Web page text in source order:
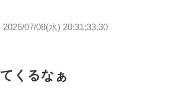
2026/07/08(水) 20:31:33.30
くるなぁ